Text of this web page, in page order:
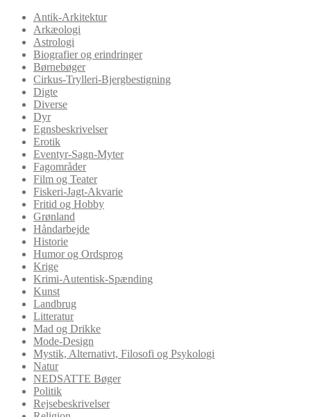
Antik-Arkitektur
Arkæologi
Astrologi
Biografier og erindringer
Børnebøger
Cirkus-Trylleri-Bjergbestigning
Digte
Diverse
Dyr
Egnsbeskrivelser
Erotik
Eventyr-Sagn-Myter
Fagområder
Film og Teater
Fiskeri-Jagt-Akvarie
Fritid og Hobby
Grønland
Håndarbejde
Historie
Humor og Ordsprog
Krige
Krimi-Autentisk-Spænding
Kunst
Landbrug
Litteratur
Mad og Drikke
Mode-Design
Mystik, Alternativt, Filosofi og Psykologi
Natur
NEDSATTE Bøger
Politik
Rejsebeskrivelser